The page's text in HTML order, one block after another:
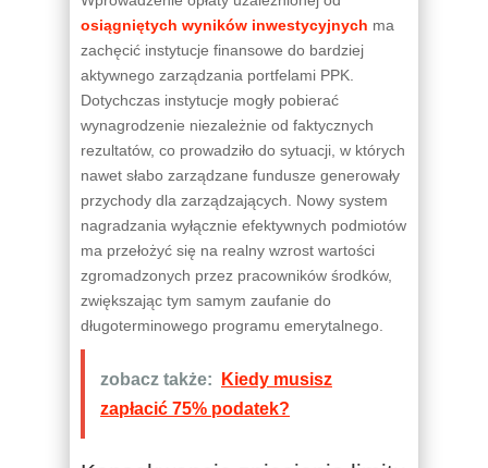
osiągniętych wyników inwestycyjnych ma
zachęcić instytucje finansowe do bardziej
aktywnego zarządzania portfelami PPK.
Dotychczas instytucje mogły pobierać
wynagrodzenie niezależnie od faktycznych
rezultatów, co prowadziło do sytuacji, w których
nawet słabo zarządzane fundusze generowały
przychody dla zarządzających. Nowy system
nagradzania wyłącznie efektywnych podmiotów
ma przełożyć się na realny wzrost wartości
zgromadzonych przez pracowników środków,
zwiększając tym samym zaufanie do
długoterminowego programu emerytalnego.
zobacz także:
Kiedy musisz
zapłacić 75% podatek?